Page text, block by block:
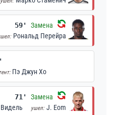
59' Замена
Рональд Перейра
Пэ Джун Хо
71' Замена
ушел: J. Eom